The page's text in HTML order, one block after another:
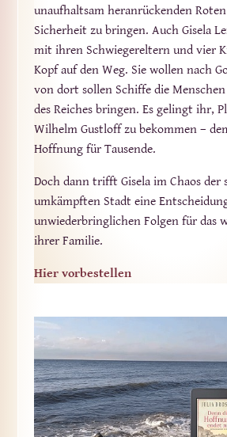
unaufhaltsam heranrückenden
Sicherheit zu bringen. Auch Gisela
mit ihren Schwiegereltern und vier
Kopf auf den Weg. Sie wollen nach
von dort sollen Schiffe die
des Reiches bringen. Es gelingt ihr,
Wilhelm Gustloff zu bekommen –
Hoffnung für Tausende.
Doch dann trifft Gisela im Chaos der
umkämpften Stadt eine
unwiederbringlichen Folgen für das
ihrer Familie.
Hier vorbestellen